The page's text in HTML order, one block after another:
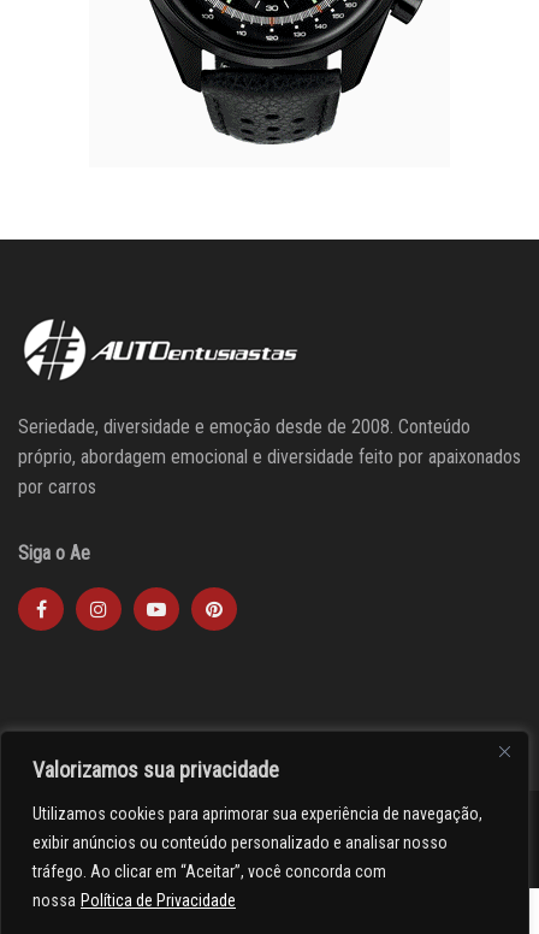
Valorizamos sua privacidade
Utilizamos cookies para aprimorar sua experiência de navegação,
exibir anúncios ou conteúdo personalizado e analisar nosso
tráfego. Ao clicar em “Aceitar”, você concorda com
nossa Política de Privacidade
Seriedade, diversidade e emoção desde de 2008. Conteúdo
próprio, abordagem emocional e diversidade feito por apaixonados
por carros
Siga o Ae
><(((º> 17